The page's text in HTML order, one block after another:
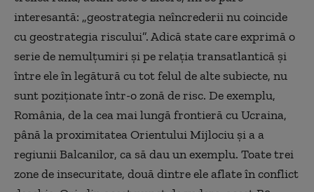
interesantă: „geostrategia neîncrederii nu coincide
cu geostrategia riscului”. Adică state care exprimă o
serie de nemulțumiri și pe relația transatlantică și
între ele în legătură cu tot felul de alte subiecte, nu
sunt poziționate într-o zonă de risc. De exemplu,
România, de la cea mai lungă frontieră cu Ucraina,
până la proximitatea Orientului Mijlociu și a a
regiunii Balcanilor, ca să dau un exemplu. Toate trei
zone de insecuritate, două dintre ele aflate în conflict